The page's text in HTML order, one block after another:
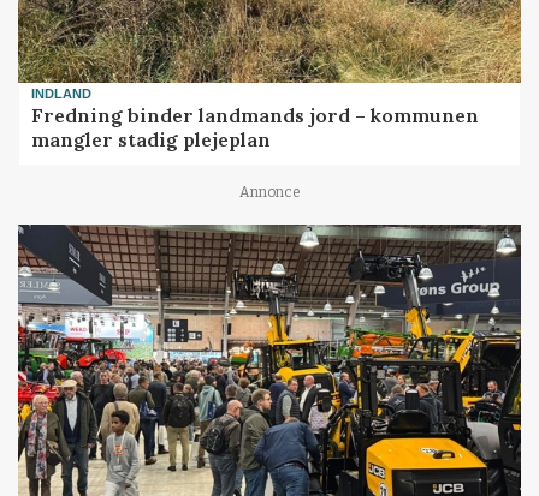
INDLAND
Fredning binder landmands jord – kommunen
mangler stadig plejeplan
Annonce